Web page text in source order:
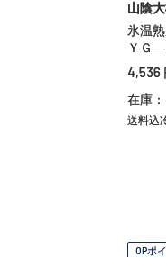
山陰
氷温
ＹＧ―
4,536
在庫
送料込
OPポ